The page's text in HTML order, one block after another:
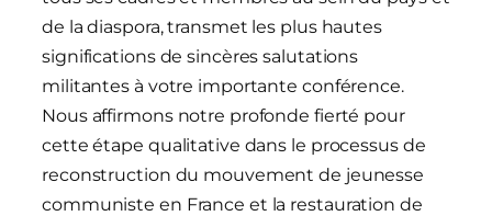
de la diaspora, transmet les plus hautes
significations de sincères salutations
militantes à votre importante conférence.
Nous affirmons notre profonde fierté pour
cette étape qualitative dans le processus de
reconstruction du mouvement de jeunesse
communiste en France et la restauration de